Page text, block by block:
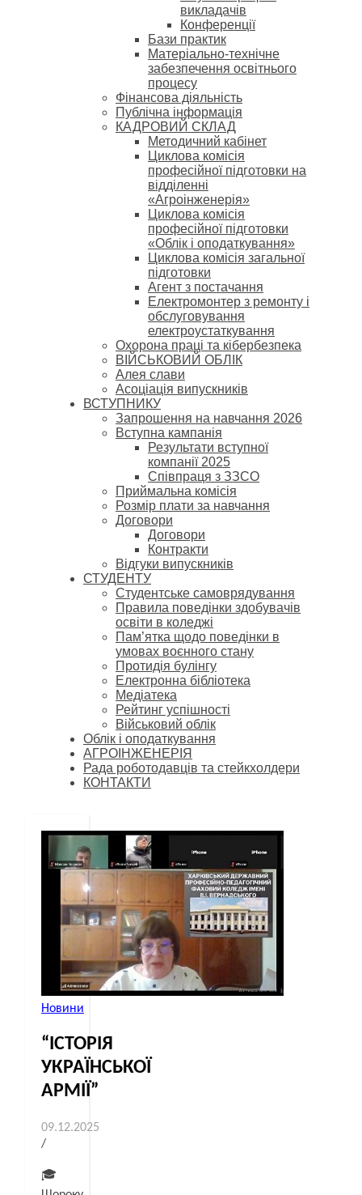
викладачів
Конференції
Бази практик
Матеріально-технічне
забезпечення освітнього
процесу
Фінансова діяльність
Публічна інформація
КАДРОВИЙ СКЛАД
Методичний кабінет
Циклова комісія
професійної підготовки на
відділенні
«Агроінженерія»
Циклова комісія
професійної підготовки
«Облік і оподаткування»
Циклова комісія загальної
підготовки
Агент з постачання
Електромонтер з ремонту і
обслуговування
електроустаткування
Охорона праці та кібербезпека
ВІЙСЬКОВИЙ ОБЛІК
Алея слави
Асоціація випускників
ВСТУПНИКУ
Запрошення на навчання 2026
Вступна кампанія
Результати вступної
компанії 2025
Співпраця з ЗЗСО
Приймальна комісія
Розмір плати за навчання
Договори
Договори
Контракти
Відгуки випускників
СТУДЕНТУ
Cтудентське самоврядування
Правила поведінки здобувачів
освіти в коледжі
Пам’ятка щодо поведінки в
умовах воєнного стану
Протидія булінгу
Електронна бібліотека
Медіатека
Рейтинг успішності
Військовий облік
Облік і оподаткування
АГРОІНЖЕНЕРІЯ
Рада роботодавців та стейкхолдери
КОНТАКТИ
Новини
“ІСТОРІЯ
УКРАЇНСЬКОЇ
АРМІЇ”
09.12.2025
/
🎓